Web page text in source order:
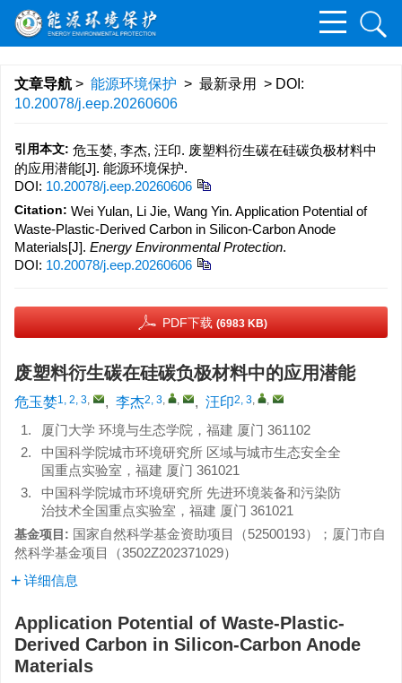
文章导航 > 能源环境保护 > 最新录用 > DOI:
10.20078/j.eep.20260606
引用本文: 危玉婪, 李杰, 汪印. 废塑料衍生碳在硅碳负极材料中
的应用潜能[J]. 能源环境保护.
DOI: 10.20078/j.eep.20260606
Citation: Wei Yulan, Li Jie, Wang Yin. Application Potential of
Waste-Plastic-Derived Carbon in Silicon-Carbon Anode
Materials[J]. Energy Environmental Protection.
DOI: 10.20078/j.eep.20260606
PDF下载 (6983 KB)
废塑料衍生碳在硅碳负极材料中的应用潜能
危玉婪1, 2, 3, , 李杰2, 3, , , 汪印2, 3, ,
1.
厦门大学 环境与生态学院，福建 厦门 361102
2.
中国科学院城市环境研究所 区域与城市生态安全全
国重点实验室，福建 厦门 361021
3.
中国科学院城市环境研究所 先进环境装备和污染防
治技术全国重点实验室，福建 厦门 361021
基金项目: 国家自然科学基金资助项目（52500193）；厦门市自
然科学基金项目（3502Z202371029）
详细信息
Application Potential of Waste-Plastic-
Derived Carbon in Silicon-Carbon Anode
Materials